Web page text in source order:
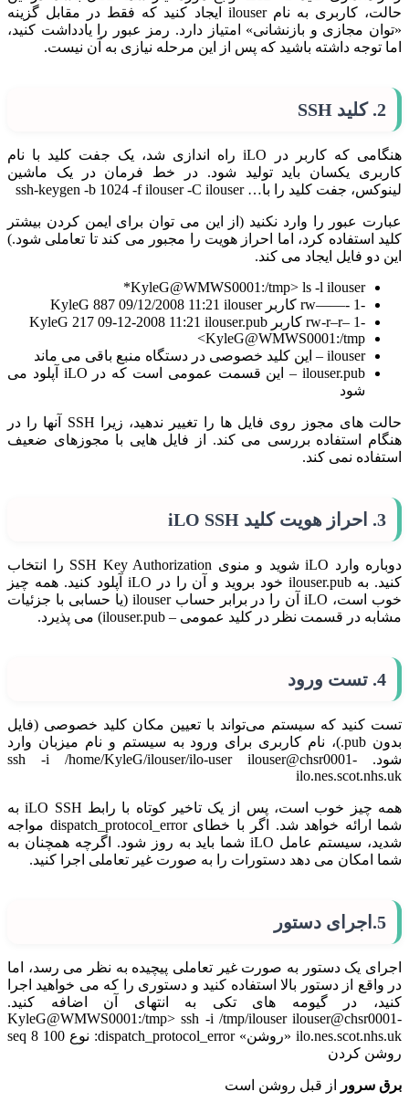
حالت، کاربری به نام ilouser ایجاد کنید که فقط در مقابل گزینه
«توان مجازی و بازنشانی» امتیاز دارد. رمز عبور را یادداشت کنید،
اما توجه داشته باشید که پس از این مرحله نیازی به آن نیست.
2. کلید SSH
هنگامی که کاربر در iLO راه اندازی شد، یک جفت کلید با نام
کاربری یکسان باید تولید شود. در خط فرمان در یک ماشین
لینوکس، جفت کلید را با… ssh-keygen -b 1024 -f ilouser -C ilouser
عبارت عبور را وارد نکنید (از این می توان برای ایمن کردن بیشتر
کلید استفاده کرد، اما احراز هویت را مجبور می کند تا تعاملی شود.)
این دو فایل ایجاد می کند.
KyleG@WMWS0001:/tmp> ls -l ilouser*
-rw——- 1 کاربر KyleG 887 09/12/2008 11:21 ilouser
-rw-r–r– 1 کاربر KyleG 217 09-12-2008 11:21 ilouser.pub
KyleG@WMWS0001:/tmp>
ilouser – این کلید خصوصی در دستگاه منبع باقی می ماند
ilouser.pub – این قسمت عمومی است که در iLO آپلود می
شود
حالت های مجوز روی فایل ها را تغییر ندهید، زیرا SSH آنها را در
هنگام استفاده بررسی می کند. از فایل هایی با مجوزهای ضعیف
استفاده نمی کند.
3. احراز هویت کلید iLO SSH
دوباره وارد iLO شوید و منوی SSH Key Authorization را انتخاب
کنید. به ilouser.pub خود بروید و آن را در iLO آپلود کنید. همه چیز
خوب است، iLO آن را در برابر حساب ilouser (یا حسابی با جزئیات
مشابه در قسمت نظر در کلید عمومی – ilouser.pub) می پذیرد.
4. تست ورود
تست کنید که سیستم می‌تواند با تعیین مکان کلید خصوصی (فایل
بدون pub.)، نام کاربری برای ورود به سیستم و نام میزبان وارد
شود. ssh -i /home/KyleG/ilouser/ilo-user ilouser@chsr0001-
ilo.nes.scot.nhs.uk
همه چیز خوب است، پس از یک تاخیر کوتاه با رابط iLO SSH به
شما ارائه خواهد شد. اگر با خطای dispatch_protocol_error مواجه
شدید، سیستم عامل iLO شما باید به روز شود. اگرچه همچنان به
شما امکان می دهد دستورات را به صورت غیر تعاملی اجرا کنید.
5.اجرای دستور
اجرای یک دستور به صورت غیر تعاملی پیچیده به نظر می رسد، اما
در واقع از دستور بالا استفاده کنید و دستوری را که می خواهید اجرا
کنید، در گیومه های تکی به انتهای آن اضافه کنید.
KyleG@WMWS0001:/tmp> ssh -i /tmp/ilouser ilouser@chsr0001-
ilo.nes.scot.nhs.uk «روشن» dispatch_protocol_error: نوع 100 seq 8
روشن کردن
برق سرور از قبل روشن است